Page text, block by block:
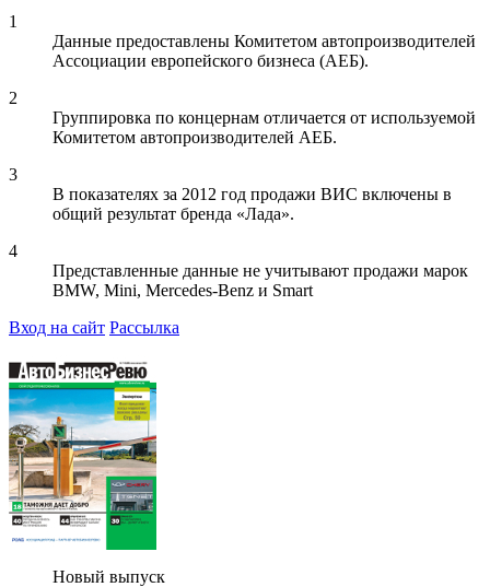
1
Данные предоставлены Комитетом автопроизводителей
Ассоциации европейского бизнеса (АЕБ).
2
Группировка по концернам отличается от используемой
Комитетом автопроизводителей АЕБ.
3
В показателях за 2012 год продажи ВИС включены в
общий результат бренда «Лада».
4
Представленные данные не учитывают продажи марок
BMW, Mini, Mercedes-Benz и Smart
Вход на сайт Рассылка
Новый выпуск